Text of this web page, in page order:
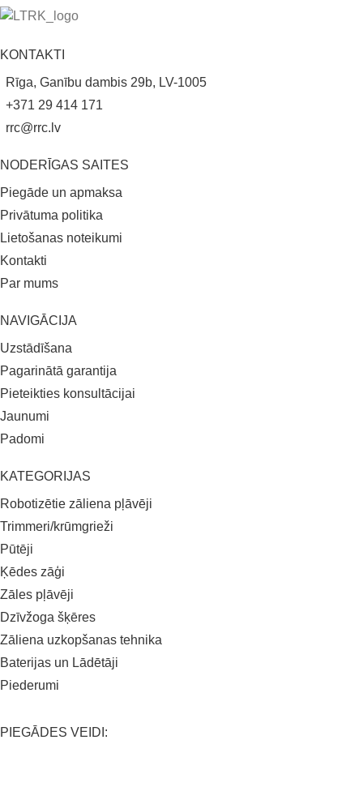
KATEGORIJAS
Robotizētie zāliena pļāvēji
Trimmeri/krūmgrieži
Pūtēji
Ķēdes zāģi
Zāles pļāvēji
Dzīvžoga šķēres
Zāliena uzkopšanas tehnika
Baterijas un Lādētāji
Piederumi
NAVIGĀCIJA
Uzstādīšana
Pagarinātā garantija
Pieteikties konsultācijai
Jaunumi
Padomi
NODERĪGAS SAITES
Piegāde un apmaksa
Privātuma politika
Lietošanas noteikumi
Kontakti
Par mums
KONTAKTI
Rīga, Ganību dambis 29b, LV-1005
+371 29 414 171
rrc@rrc.lv
PIEGĀDES VEIDI: